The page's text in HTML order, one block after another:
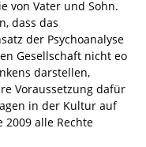
von Vater und Sohn.
dass das
der Psychoanalyse
Gesellschaft nicht eo
darstellen,
Voraussetzung dafür
in der Kultur auf
2009 alle Rechte